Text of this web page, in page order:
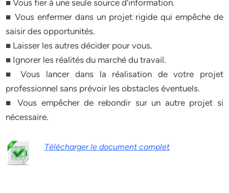
■ Vous fier à une seule source d’information.
■ Vous enfermer dans un projet rigide qui empêche de
saisir des opportunités.
■ Laisser les autres décider pour vous.
■ Ignorer les réalités du marché du travail.
■ Vous lancer dans la réalisation de votre projet
professionnel sans prévoir les obstacles éventuels.
■ Vous empêcher de rebondir sur un autre projet si
nécessaire.
Télécharger le document complet